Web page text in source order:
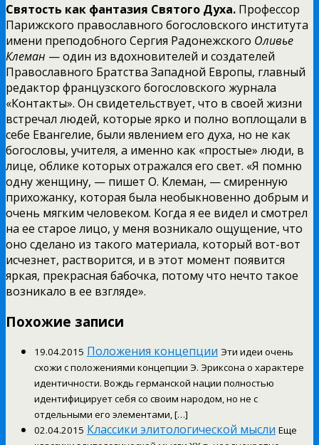
Святость как фантазия Святого Духа. Профессор
Парижского православного богословского института
имени преподобного Сергия Радонежского Оливье
Клеман — один из вдохновителей и создателей
Православного Братства Западной Европы, главный
редактор французского богословского журнала
«Контакты». Он свидетельствует, что в своей жизни
встречал людей, которые ярко и полно воплощали в
себе Евангелие, были явлением его духа, но не как
богословы, учителя, а именно как «простые» люди, в
лице, облике которых отражался его свет. «Я помню
одну женщину, — пишет О. Клеман, — смиренную
прихожанку, которая была необыкновенно добрым и
очень мягким человеком. Когда я ее видел и смотрел
на ее старое лицо, у меня возникало ощущение, что
оно сделано из такого материала, который вот-вот
исчезнет, растворится, и в этот момент появится
яркая, прекрасная бабочка, потому что нечто такое
возникало в ее взгляде».
Похожие записи
19.04.2015 Положения концепции Эти идеи очень
схожи с положениями концепции Э. Эриксона о характере
идентичности. Вождь германской нации полностью
идентифицирует себя со своим народом, но не с
отдельными его элементами, […]
02.04.2015 Классики элитологической мысли Еще